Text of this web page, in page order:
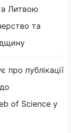
Литвою
та
про публікації
of Science у